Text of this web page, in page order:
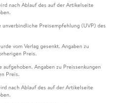
nach Ablauf des auf der Artikelseite
Preisempfehlung (UVP) des
vom Verlag gesenkt. Angaben zu
Preis.
Angaben zu Preissenkungen
Preis.
nach Ablauf des auf der Artikelseite